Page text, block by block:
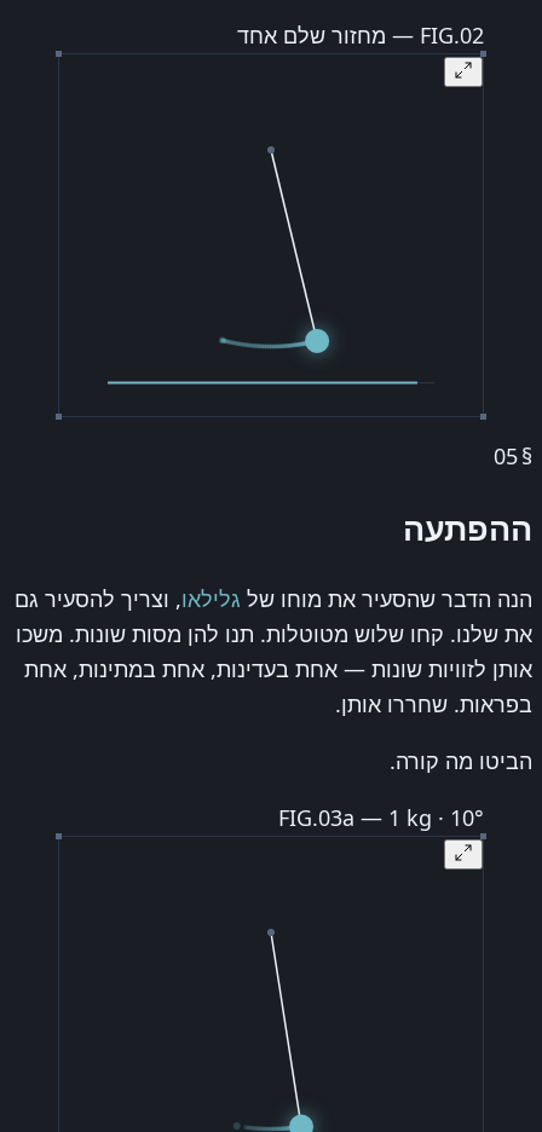
FIG.02 — מחזור שלם אחד
§
05
ההפתעה
הנה הדבר שהסעיר את מוחו של גלילאו, וצריך להסעיר גם
את שלנו. קחו שלוש מטוטלות. תנו להן מסות שונות. משכו
אותן לזוויות שונות — אחת בעדינות, אחת במתינות, אחת
בפראות. שחררו אותן.
הביטו מה קורה.
FIG.03a — 1 kg · 10°